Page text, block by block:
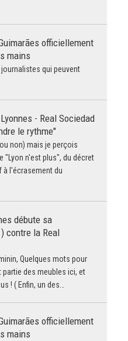
officiellement
mains
qui peuvent
- Real Sociedad
le rythme"
non) mais je perçois
"Lyon n'est plus", du décret
l'écrasement du
débute sa
contre la Real
Quelques mots pour
des meubles ici, et
! ( Enfin, un des…
officiellement
mains